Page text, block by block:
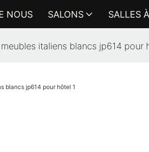
NOUS SALONS SALLES
italiens blancs jp614 pour